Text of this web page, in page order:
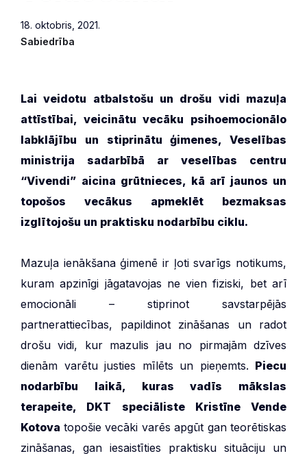
18. oktobris, 2021.
Sabiedrība
Lai veidotu atbalstošu un drošu vidi mazuļa
attīstībai, veicinātu vecāku psihoemocionālo
labklājību un stiprinātu ģimenes, Veselības
ministrija sadarbībā ar veselības centru
“Vivendi” aicina grūtnieces, kā arī jaunos un
topošos vecākus apmeklēt bezmaksas
izglītojošu un praktisku nodarbību ciklu.
Mazuļa ienākšana ģimenē ir ļoti svarīgs notikums,
kuram apzinīgi jāgatavojas ne vien fiziski, bet arī
emocionāli – stiprinot savstarpējās
partnerattiecības, papildinot zināšanas un radot
drošu vidi, kur mazulis jau no pirmajām dzīves
dienām varētu justies mīlēts un pieņemts. Piecu
nodarbību laikā, kuras vadīs mākslas
terapeite, DKT speciāliste Kristīne Vende
Kotova topošie vecāki varēs apgūt gan teorētiskas
zināšanas, gan iesaistīties praktisku situāciju un